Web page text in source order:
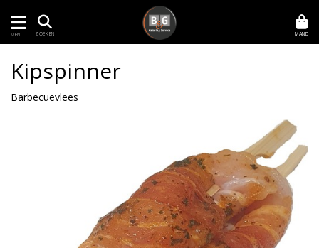
MENU ZOEKEN MAND
Kipspinner
Barbecuevlees